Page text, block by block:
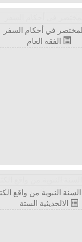
في أحكام السفر
الفقه العام
النبوية من واقع
الالحديثية الستة